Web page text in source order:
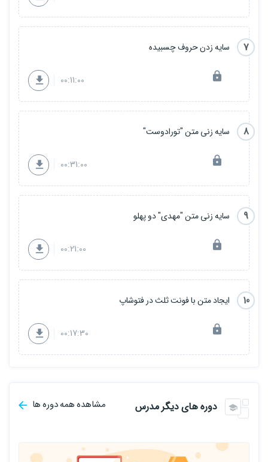
7 سایه زدن حروف چسبیده
00:11:00
8 سایه زنی متن "تورادوست"
00:31:00
9 سایه زنی متن "مهدی" دو پهلو
00:21:00
10 ایجاد متن با فونت ثلث در فتوشاپ
00:17:30
دوره های دیگر مدرس مشاهده همه دوره ها